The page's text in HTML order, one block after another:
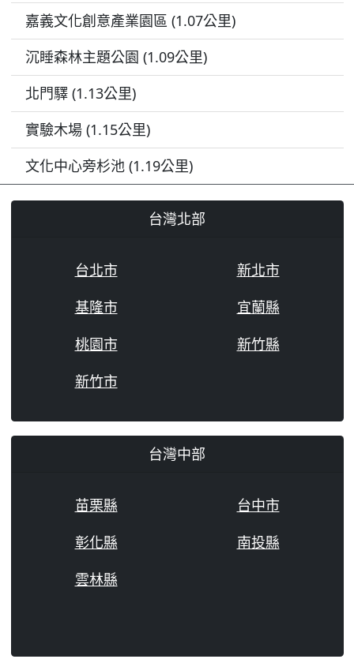
嘉義文化創意產業園區 (1.07公里)
沉睡森林主題公園 (1.09公里)
北門驛 (1.13公里)
實驗木場 (1.15公里)
文化中心旁杉池 (1.19公里)
台灣北部
台北市
新北市
基隆市
宜蘭縣
桃園市
新竹縣
新竹市
台灣中部
苗栗縣
台中市
彰化縣
南投縣
雲林縣